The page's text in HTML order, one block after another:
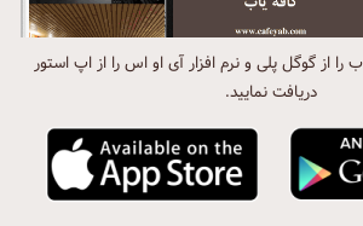
را از گوگل پلی و نرم افزار آی او اس را از اپ استور
دریافت نمایید.